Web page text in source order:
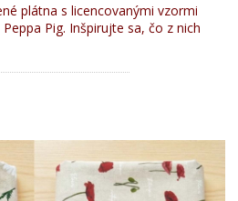
plátna s licencovanými vzormi
Pig. Inšpirujte sa, čo z nich